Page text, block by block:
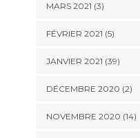
MARS 2021 (3)
FÉVRIER 2021 (5)
JANVIER 2021 (39)
DÉCEMBRE 2020 (2)
NOVEMBRE 2020 (14)